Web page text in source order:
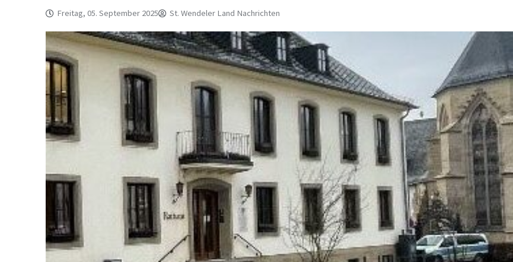
Freitag, 05. September 2025 St. Wendeler Land Nachrichten